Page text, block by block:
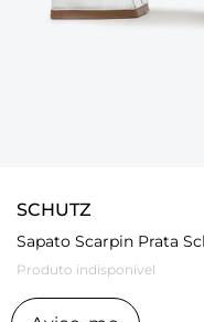
SCHUTZ
Sapato Scarpin Prata
Produto indisponível